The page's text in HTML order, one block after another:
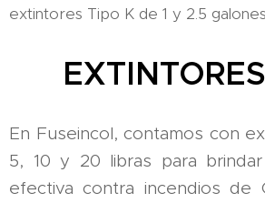
extintores Tipo K de 1 y 2.5
En Fuseincol, contamos con
5, 10 y 20 libras para
efectiva contra incendios de